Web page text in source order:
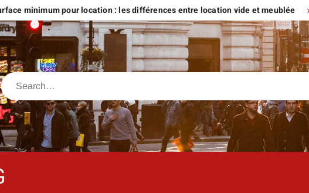
pour location : les différences entre location vide et meublée
Search